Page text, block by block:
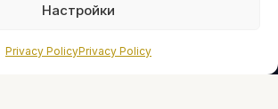
Настройки
Privacy PolicyPrivacy Policy